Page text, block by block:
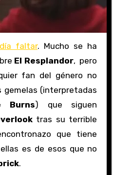
faltar. Mucho se ha
El Resplandor, pero
fan del género no
gemelas (interpretadas
Burns) que siguen
tras su terrible
que tiene
es de esos que no
.